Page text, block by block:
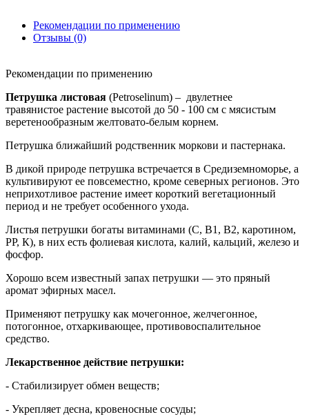
Рекомендации по применению
Отзывы (0)
Рекомендации по применению
Петрушка листовая (Petroselinum) – двулетнее
травянистое растение высотой до 50 - 100 см с мясистым
веретенообразным желтовато-белым корнем.
Петрушка ближайший родственник моркови и пастернака.
В дикой природе петрушка встречается в Средиземноморье, а
культивируют ее повсеместно, кроме северных регионов. Это
неприхотливое растение имеет короткий вегетационный
период и не требует особенного ухода.
Листья петрушки богаты витаминами (С, В1, В2, каротином,
РР, К), в них есть фолиевая кислота, калий, кальций, железо и
фосфор.
Хорошо всем известный запах петрушки — это пряный
аромат эфирных масел.
Применяют петрушку как мочегонное, желчегонное,
потогонное, отхаркивающее, противовоспалительное
средство.
Лекарственное действие петрушки:
- Стабилизирует обмен веществ;
- Укрепляет десна, кровеносные сосуды;